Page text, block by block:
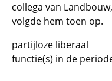
collega van
volgde hem toen op.
partijloze liberaal
functie(s) in de